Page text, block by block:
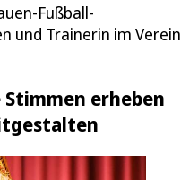
Fußball-
und Trainerin im Verein
erheben